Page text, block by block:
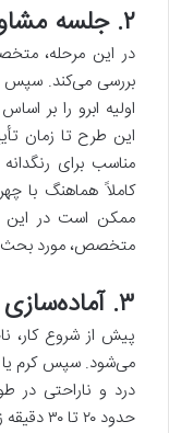
۲. جلسه مشاوره و طراحی فرم دلخواه
در این مرحله،
بررسی می‌کند. سپس
اولیه ابرو را بر
این طرح تا زمان
مناسب برای
کاملاً هماهنگ با
ممکن است در این
متخصص، مورد بحث
۳. آماده‌سازی و بی‌حسی موضعی
پیش از شروع کار،
می‌شود. سپس کرم یا
درد و ناراحتی در
حدود ۲۰ تا ۳۰ دقیقه زمان می‌برد تا بی‌حسی به خوبی اثر کند.